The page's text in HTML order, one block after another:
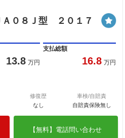
０８Ｊ型 ２０１７
13.8 万円
支払総額
16.8 万円
修復歴
なし
車検/自賠責
自賠責保険無し
【無料】電話問い合わせ